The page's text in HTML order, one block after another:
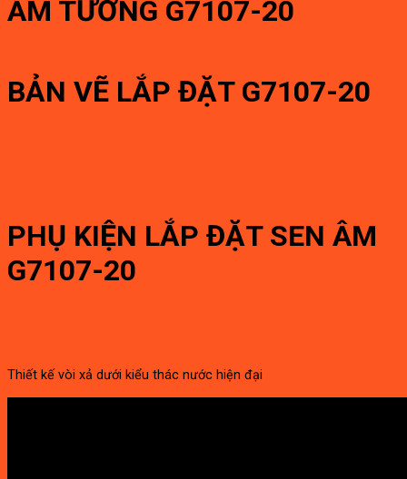
ÂM TƯỜNG G7107-20
BẢN VẼ LẮP ĐẶT G7107-20
PHỤ KIỆN LẮP ĐẶT SEN ÂM
G7107-20
Thiết kế vòi xả dưới kiểu thác nước hiện đại